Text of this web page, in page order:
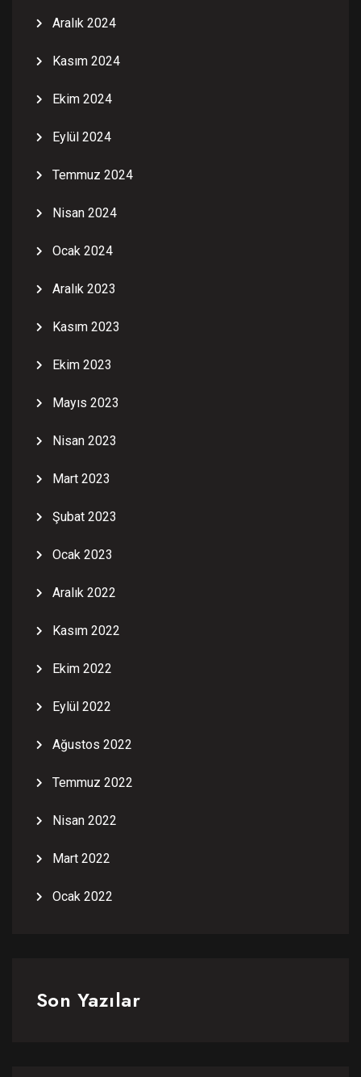
Aralık 2024
Kasım 2024
Ekim 2024
Eylül 2024
Temmuz 2024
Nisan 2024
Ocak 2024
Aralık 2023
Kasım 2023
Ekim 2023
Mayıs 2023
Nisan 2023
Mart 2023
Şubat 2023
Ocak 2023
Aralık 2022
Kasım 2022
Ekim 2022
Eylül 2022
Ağustos 2022
Temmuz 2022
Nisan 2022
Mart 2022
Ocak 2022
Son Yazılar